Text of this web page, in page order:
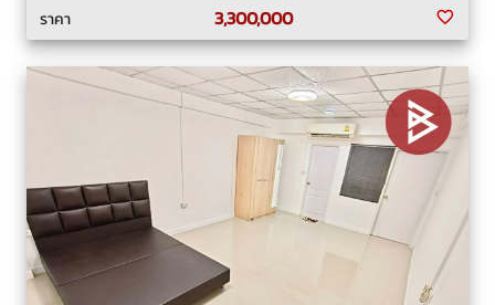
ราคา
3,300,000